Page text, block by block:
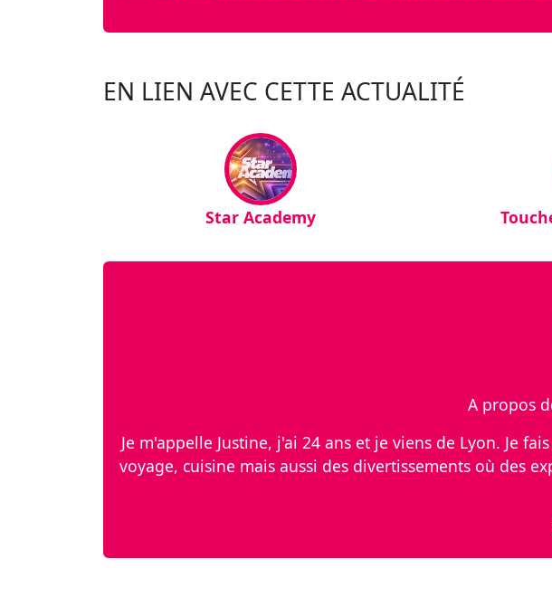
EN LIEN AVEC CETTE ACTUALITÉ
Star Academy
A propos
Je m'appelle Justine, j'ai 24 ans et je viens de Lyon. Je
voyage, cuisine mais aussi des divertissements où des